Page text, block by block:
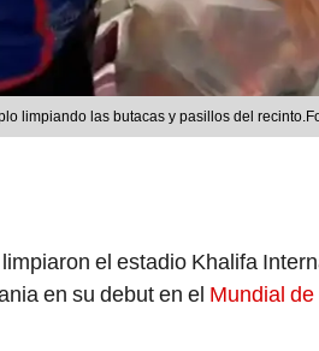
limpiando las butacas y pasillos del
limpiaron el estadio Khalifa
en su debut en el Mundial